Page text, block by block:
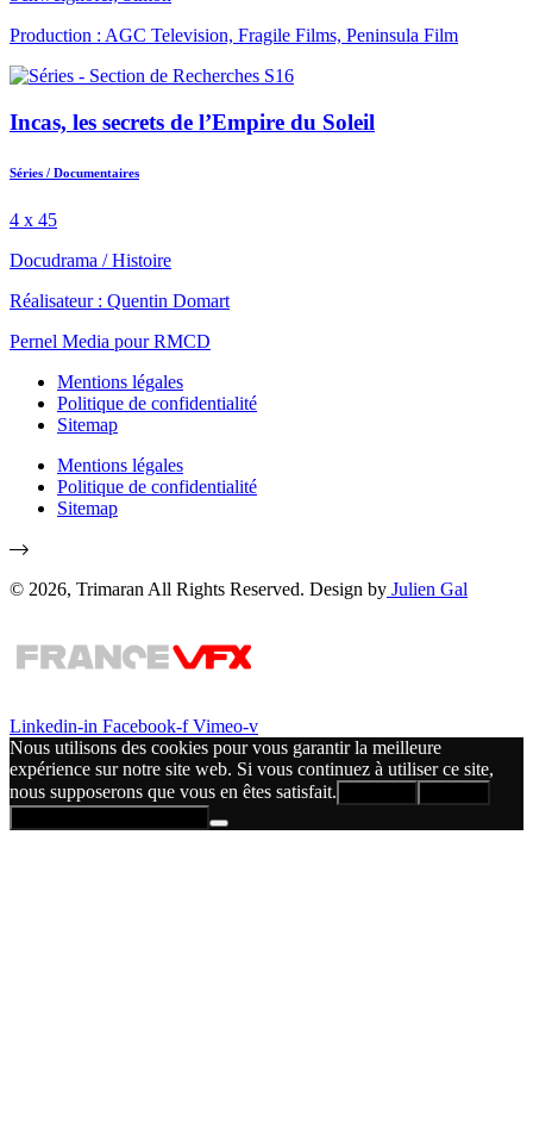
Production : AGC Television, Fragile Films, Peninsula Film
Incas, les secrets de l’Empire du Soleil
Séries / Documentaires
4 x 45
Docudrama /Histoire
Réalisateur : Quentin Domart
Pernel Media pour RMCD
Mentions légales
Politique de confidentialité
Sitemap
Mentions légales
Politique de confidentialité
Sitemap
© 2026, Trimaran All Rights Reserved. Design by Julien Gal
Linkedin-in Facebook-f Vimeo-v
Nous utilisons des cookies pour vous garantir la meilleure
expérience sur notre site web. Si vous continuez à utiliser ce site,
nous supposerons que vous en êtes satisfait.